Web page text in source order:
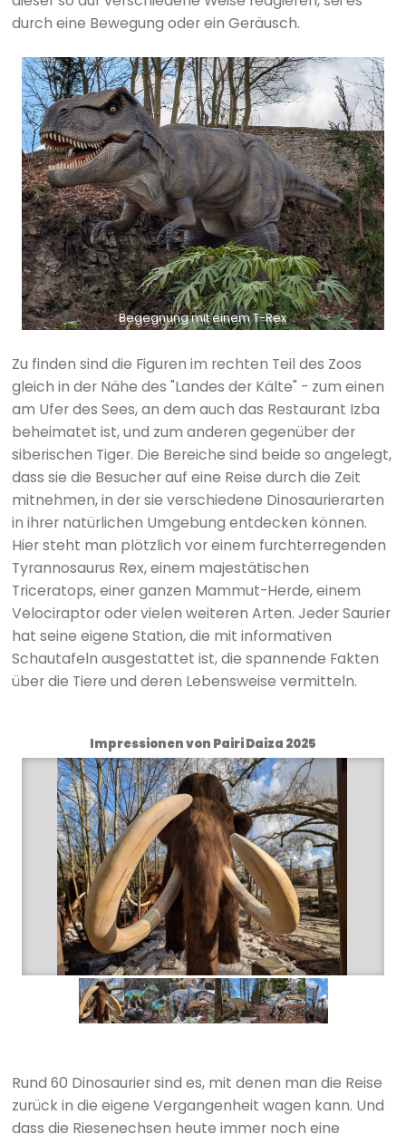
durch eine Bewegung oder ein Geräusch.
Begegnung mit einem T-Rex
Zu finden sind die Figuren im rechten Teil des Zoos
gleich in der Nähe des "Landes der Kälte" - zum einen
am Ufer des Sees, an dem auch das Restaurant Izba
beheimatet ist, und zum anderen gegenüber der
siberischen Tiger. Die Bereiche sind beide so angelegt,
dass sie die Besucher auf eine Reise durch die Zeit
mitnehmen, in der sie verschiedene Dinosaurierarten
in ihrer natürlichen Umgebung entdecken können.
Hier steht man plötzlich vor einem furchterregenden
Tyrannosaurus Rex, einem majestätischen
Triceratops, einer ganzen Mammut-Herde, einem
Velociraptor oder vielen weiteren Arten. Jeder Saurier
hat seine eigene Station, die mit informativen
Schautafeln ausgestattet ist, die spannende Fakten
über die Tiere und deren Lebensweise vermitteln.
Impressionen von Pairi Daiza 2025
Rund 60 Dinosaurier sind es, mit denen man die Reise
zurück in die eigene Vergangenheit wagen kann. Und
dass die Riesenechsen heute immer noch eine